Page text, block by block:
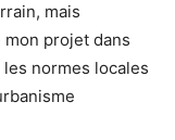
mais
mon projet dans
normes locales